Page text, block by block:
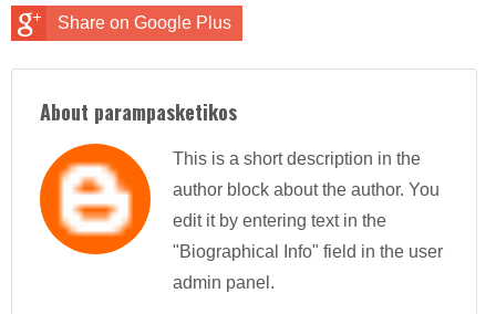
Share on Google Plus
About parampasketikos
This is a short description in the
author block about the author. You
edit it by entering text in the
"Biographical Info" field in the user
admin panel.